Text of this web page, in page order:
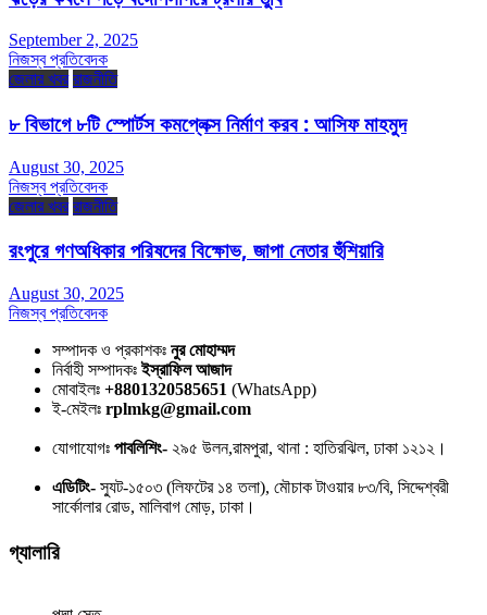
September 2, 2025
নিজস্ব প্রতিবেদক
জেলার খবর রাজনীতি
৮ বিভাগে ৮টি স্পোর্টস কমপ্লেক্স নির্মাণ করব : আসিফ মাহমুদ
August 30, 2025
নিজস্ব প্রতিবেদক
জেলার খবর রাজনীতি
রংপুরে গণঅধিকার পরিষদের বিক্ষোভ, জাপা নেতার হুঁশিয়ারি
August 30, 2025
নিজস্ব প্রতিবেদক
সম্পাদক ও প্রকাশকঃ নুর মোহাম্মদ
নির্বাহী সম্পাদকঃইস্রাফিল আজাদ
মোবাইলঃ +8801320585651 (WhatsApp)
ই-মেইলঃ rplmkg@gmail.com
যোগাযোগঃ পাবলিশিং- ২৯৫ উলন,রামপুরা, থানা : হাতিরঝিল, ঢাকা ১২১২।
এডিটিং- স্যুট-১৫০৩ (লিফটের ১৪ তলা), মৌচাক টাওয়ার ৮৩/বি, সিদ্দেশ্বরী
সার্কোলার রোড, মালিবাগ মোড়, ঢাকা।
গ্যালারি